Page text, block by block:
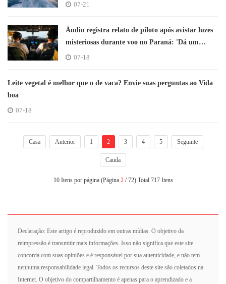
07-21
Áudio registra relato de piloto após avistar luzes
misteriosas durante voo no Paraná: 'Dá um
calafrio'
07-18
Leite vegetal é melhor que o de vaca? Envie suas perguntas ao Vida
boa
07-18
Casa Anterior 1 2 3 4 5 Seguinte
Cauda
10 Itens por página (Página 2/ 72) Total 717 Itens
Declaração: Este artigo é reproduzido em outras mídias. O objetivo da
reimpressão é transmitir mais informações. Isso não significa que este site
concorda com suas opiniões e é responsável por sua autenticidade, e não tem
nenhuma responsabilidade legal. Todos os recursos deste site são coletados na
Internet. O objetivo do compartilhamento é apenas para o aprendizado e a